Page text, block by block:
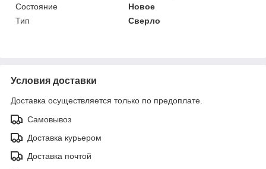
Состояние
Новое
Тип
Сверло
Условия доставки
Доставка осуществляется только по предоплате.
Самовывоз
Доставка курьером
Доставка почтой